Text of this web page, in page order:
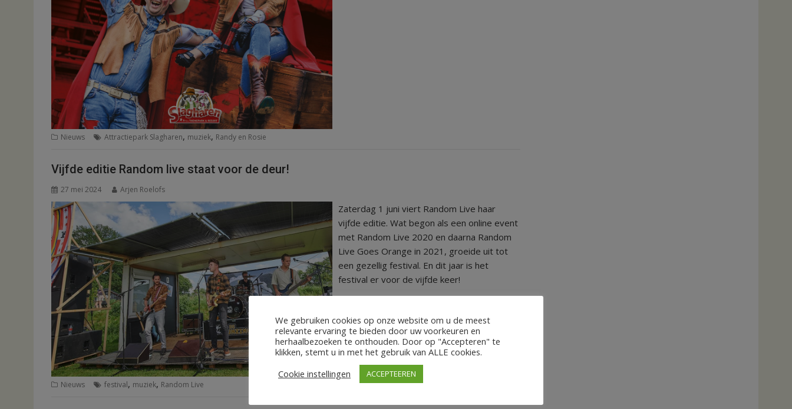
Nieuws Attractiepark Slagharen, muziek, Randy en Rosie
Vijfde editie Random live staat voor de deur!
27 mei 2024 Arjen Roelofs
Zaterdag 1 juni viert Random Live haar
vijfde editie. Wat begon als een online event
met Random Live 2020 en daarna Random
Live Goes Orange in 2021, groeide uit tot
een gezellig festival. En dit jaar is het
festival er voor de vijfde keer!
Nieuws festival, muziek, Random Live
We gebruiken cookies op onze website om u de meest
relevante ervaring te bieden door uw voorkeuren en
herhaalbezoeken te onthouden. Door op "Accepteren" te
klikken, stemt u in met het gebruik van ALLE cookies.
Cookie instellingen
ACCEPTEEREN